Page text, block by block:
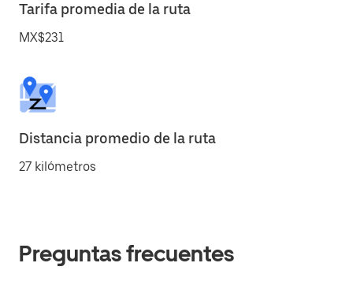
Tarifa promedia de la ruta
MX$231
Distancia promedio de la ruta
27 kilómetros
Preguntas frecuentes